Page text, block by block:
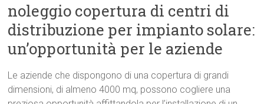
noleggio copertura di centri di
distribuzione per impianto solare:
un’opportunità per le aziende
Le aziende che dispongono di una copertura di grandi
dimensioni, di almeno 4000 mq, possono cogliere una